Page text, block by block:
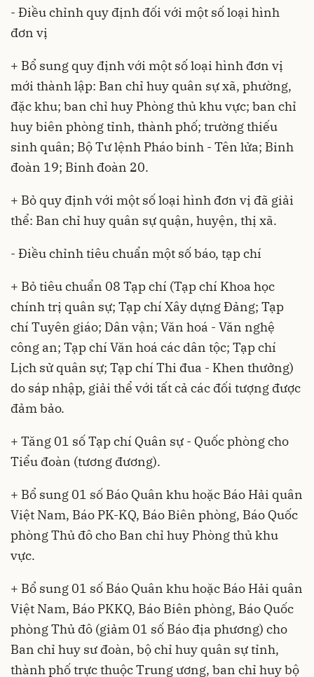
- Điều chỉnh quy định đối với một số loại hình
đơn vị
+ Bổ sung quy định với một số loại hình đơn vị
mới thành lập: Ban chỉ huy quân sự xã, phường,
đặc khu; ban chỉ huy Phòng thủ khu vực; ban chỉ
huy biên phòng tỉnh, thành phố; trường thiếu
sinh quân; Bộ Tư lệnh Pháo binh - Tên lửa; Binh
đoàn 19; Binh đoàn 20.
+ Bỏ quy định với một số loại hình đơn vị đã giải
thể: Ban chỉ huy quân sự quận, huyện, thị xã.
- Điều chỉnh tiêu chuẩn một số báo, tạp chí
+ Bỏ tiêu chuẩn 08 Tạp chí (Tạp chí Khoa học
chính trị quân sự; Tạp chí Xây dựng Đảng; Tạp
chí Tuyên giáo; Dân vận; Văn hoá - Văn nghệ
công an; Tạp chí Văn hoá các dân tộc; Tạp chí
Lịch sử quân sự; Tạp chí Thi đua - Khen thưởng)
do sáp nhập, giải thể với tất cả các đối tượng được
đảm bảo.
+ Tăng 01 số Tạp chí Quân sự - Quốc phòng cho
Tiểu đoàn (tương đương).
+ Bổ sung 01 số Báo Quân khu hoặc Báo Hải quân
Việt Nam, Báo PK-KQ, Báo Biên phòng, Báo Quốc
phòng Thủ đô cho Ban chỉ huy Phòng thủ khu
vực.
+ Bổ sung 01 số Báo Quân khu hoặc Báo Hải quân
Việt Nam, Báo PKKQ, Báo Biên phòng, Báo Quốc
phòng Thủ đô (giảm 01 số Báo địa phương) cho
Ban chỉ huy sư đoàn, bộ chỉ huy quân sự tỉnh,
thành phố trực thuộc Trung ương, ban chỉ huy bộ